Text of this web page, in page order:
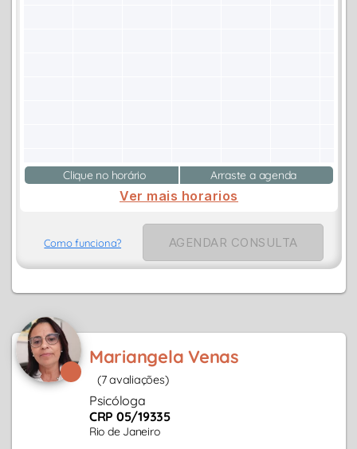
Clique no horário Arraste a agenda
Ver mais horarios
Como funciona? AGENDAR CONSULTA
Mariangela Venas
(7 avaliações)
Psicóloga
CRP 05/19335
Rio de Janeiro